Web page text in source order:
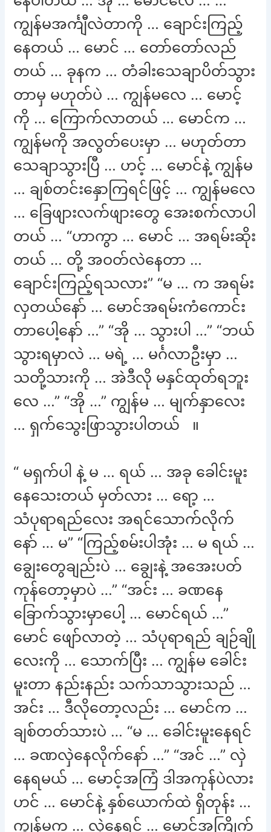
ကျွန်မအင်္ကျီလဲတာကို … ချောင်းကြည့်
နေတယ် … မောင် … တော်တော်လည်
တယ် … ခုနက … တံခါးသေချာပိတ်သွား
တာမှ မဟုတ်ပဲ … ကျွန်မလေ … မောင့်
ကို … ကြောက်လာတယ် … မောင်က …
ကျွန်မကို အလွတ်ပေးမှာ … မဟုတ်တာ
သေချာသွားပြီ … ဟင့် … မောင်နဲ့ ကျွန်မ
… ချစ်တင်းနှောကြရင်ဖြင့် … ကျွန်မလေ
… ခြေဖျားလက်ဖျားတွေ အေးစက်လာပါ
တယ် … “ဟာကွာ … မောင် … အရမ်းဆိုး
တယ် … တို့ အဝတ်လဲနေတာ …
ချောင်းကြည့်ရသလား” “မ … က အရမ်း
လှတယ်နော် … မောင်အရမ်းကံကောင်း
တာပေါ့နော် …” “အို … သွားပါ …” “ဘယ်
သွားရမှာလဲ … မရဲ့ … မင်္ဂလာဦးမှာ …
သတို့သားကို … အဲဒီလို မနှင်ထုတ်ရဘူး
လေ …” “အို …” ကျွန်မ … မျက်နှာလေး
… ရှက်သွေးဖြာသွားပါတယ် ။
“ မရှက်ပါ နဲ့ မ … ရယ် … အခု ခေါင်းမူး
နေသေးတယ် မှတ်လား … ရော့ …
သံပုရာရည်လေး အရင်သောက်လိုက်
နော် … မ” “ကြည့်စမ်းပါအုံး … မ ရယ် …
ချွေးတွေချည်းပဲ … ချွေးနဲ့ အအေးပတ်
ကုန်တော့မှာပဲ …” “အင်း … ခဏနေ
ခြောက်သွားမှာပေါ့ … မောင်ရယ် …”
မောင် ဖျော်လာတဲ့ … သံပုရာရည် ချဉ်ချို
လေးကို … သောက်ပြီး … ကျွန်မ ခေါင်း
မူးတာ နည်းနည်း သက်သာသွားသည် …
အင်း … ဒီလိုတော့လည်း … မောင်က …
ချစ်တတ်သားပဲ … “မ … ခေါင်းမူးနေရင်
… ခဏလှဲနေလိုက်နော် …” “အင် …” လှဲ
နေရမယ် … မောင့်အကြံ ဒါအကုန်ပဲလား
ဟင် … မောင်နဲ့ နှစ်ယောက်ထဲ ရှိတုန်း …
ကျွန်မက … လှဲနေရင် … မောင့်အကြိုက်